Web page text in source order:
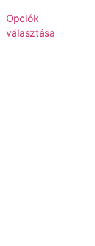
Opciók
választása